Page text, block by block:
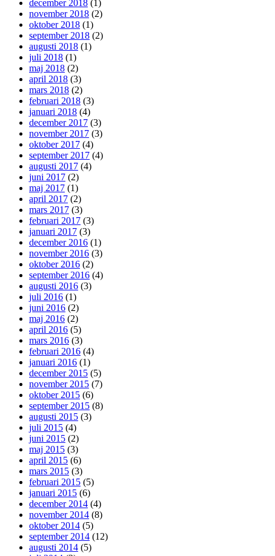
december 2018 (1)
november 2018 (2)
oktober 2018 (1)
september 2018 (2)
augusti 2018 (1)
juli 2018 (1)
maj 2018 (2)
april 2018 (3)
mars 2018 (2)
februari 2018 (3)
januari 2018 (4)
december 2017 (3)
november 2017 (3)
oktober 2017 (4)
september 2017 (4)
augusti 2017 (4)
juni 2017 (2)
maj 2017 (1)
april 2017 (2)
mars 2017 (3)
februari 2017 (3)
januari 2017 (3)
december 2016 (1)
november 2016 (3)
oktober 2016 (2)
september 2016 (4)
augusti 2016 (3)
juli 2016 (1)
juni 2016 (2)
maj 2016 (2)
april 2016 (5)
mars 2016 (3)
februari 2016 (4)
januari 2016 (1)
december 2015 (5)
november 2015 (7)
oktober 2015 (6)
september 2015 (8)
augusti 2015 (3)
juli 2015 (4)
juni 2015 (2)
maj 2015 (3)
april 2015 (6)
mars 2015 (3)
februari 2015 (5)
januari 2015 (6)
december 2014 (4)
november 2014 (8)
oktober 2014 (5)
september 2014 (12)
augusti 2014 (5)